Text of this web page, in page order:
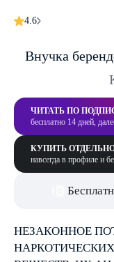
4.6
Внучка
ЧИТАТЬ ПО
бесплатно 14 дней,
КУПИТЬ
навсегда в профиле и
НЕЗАКОННОЕ